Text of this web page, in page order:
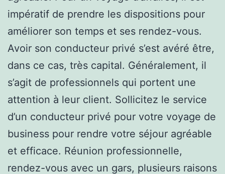
impératif de prendre les dispositions pour
améliorer son temps et ses rendez-vous.
Avoir son conducteur privé s’est avéré être,
dans ce cas, très capital. Généralement, il
s’agit de professionnels qui portent une
attention à leur client. Sollicitez le service
d’un conducteur privé pour votre voyage de
business pour rendre votre séjour agréable
et efficace. Réunion professionnelle,
rendez-vous avec un gars, plusieurs raisons